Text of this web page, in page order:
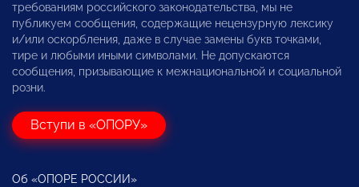
требованиям российского законодательства, мы не
публикуем сообщения, содержащие нецензурную лексику
и/или оскорбления, даже в случае замены букв точками,
тире и любыми иными символами. Не допускаются
сообщения, призывающие к межнациональной и социальной
розни.
Вступи в «ОПОРУ»
Об «ОПОРЕ РОССИИ»